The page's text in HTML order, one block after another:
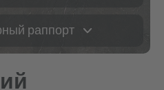
раппорт